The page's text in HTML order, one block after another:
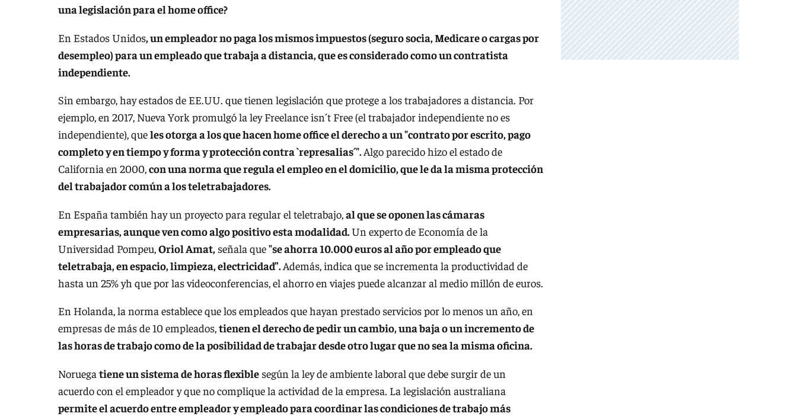
una legislación para el home office?
En Estados Unidos, un empleador no paga los mismos impuestos (seguro socia, Medicare o cargas por
desempleo) para un empleado que trabaja a distancia, que es considerado como un contratista
independiente.
Sin embargo, hay estados de EE.UU. que tienen legislación que protege a los trabajadores a distancia. Por
ejemplo, en 2017, Nueva York promulgó la ley Freelance isn´t Free (el trabajador independiente no es
independiente), queles otorga a los que hacen home office el derecho a un "contrato por escrito, pago
completo y en tiempo y forma y protección contra `represalias´".Algo parecido hizo el estado de
California en 2000,con una norma que regula el empleo en el domicilio, que le da la misma protección
del trabajador común a los teletrabajadores.
En España también hay un proyecto para regular el teletrabajo,al que se oponen las cámaras
empresarias, aunque ven como algo positivo esta modalidad.Un experto de Economía de la
Universidad Pompeu,Oriol Amat, señala que"se ahorra 10.000 euros al año por empleado que
teletrabaja, en espacio, limpieza, electricidad”.Además, indica que se incrementa la productividad de
hasta un 25% yh que por las videoconferencias, el ahorro en viajes puede alcanzar al medio millón de euros.
En Holanda, la norma establece que los empleados que hayan prestado servicios por lo menos un año, en
empresas de más de 10 empleados,tienen el derecho de pedir un cambio, una baja o un incremento de
las horas de trabajo como de la posibilidad de trabajar desde otro lugar que no sea la misma oficina.
Noruega tiene un sistema de horas flexible según la ley de ambiente laboral que debe surgir de un
acuerdo con el empleador y que no complique la actividad de la empresa. La legislación australiana
permite el acuerdo entre empleador y empleado para coordinar las condiciones de trabajo más